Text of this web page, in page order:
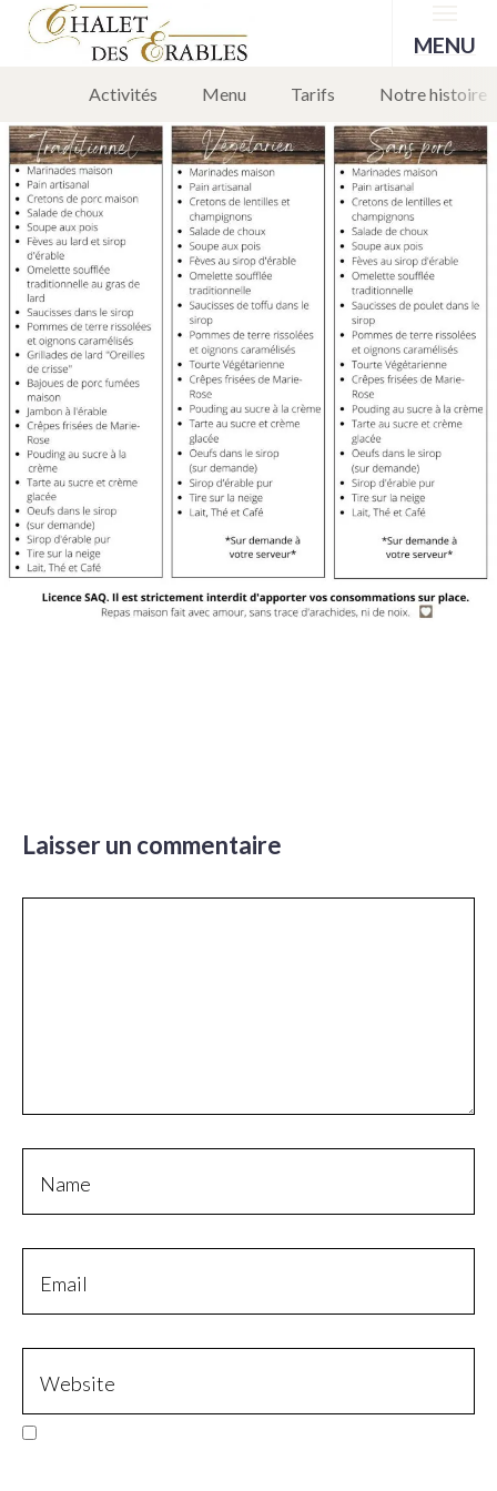
Menu
MENU
Activités Menu Tarifs Notre histoire
Menu de cabane à sucre
15 février 2024 Leave a comment
Laisser un commentaire